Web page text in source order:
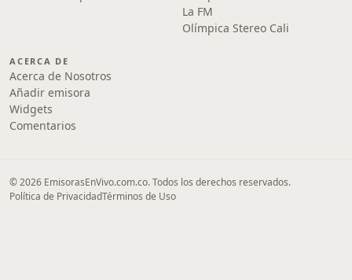
La FM
Olímpica Stereo Cali
ACERCA DE
Acerca de Nosotros
Añadir emisora
Widgets
Comentarios
© 2026 EmisorasEnVivo.com.co. Todos los derechos reservados.
Política de PrivacidadTérminos de Uso